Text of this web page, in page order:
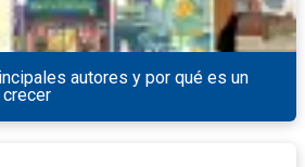
autores y por qué es un